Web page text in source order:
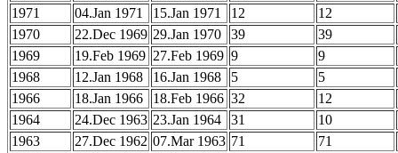
1971
04.Jan 1971 15.Jan 1971 12
12
1970
22.Dec 1969 29.Jan 1970 39
39
1969
19.Feb 1969 27.Feb 1969 9
9
1968
12.Jan 1968 16.Jan 1968 5
5
1966
18.Jan 1966 18.Feb 1966 32
12
1964
24.Dec 1963 23.Jan 1964 31
10
1963
27.Dec 1962 07.Mar 1963 71
71